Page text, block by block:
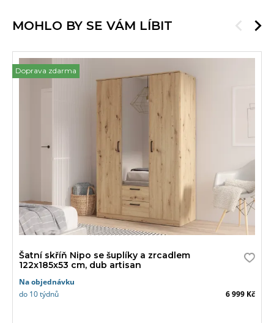
MOHLO BY SE VÁM LÍBIT
Doprava zdarma
Šatní skříň Nipo se šuplíky a zrcadlem
122x185x53 cm, dub artisan
Na objednávku
do 10 týdnů
6 999 Kč